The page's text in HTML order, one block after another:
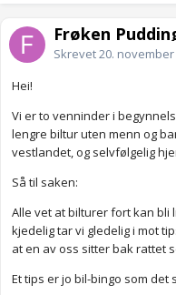
Frøken
Skrevet20. november
Hei!
Vi er to venninder i
lengre biltur uten menn og
vestlandet, og selvfølgelig
Så til saken:
Alle vet at bilturer fort kan bli
kjedelig tar vi gledelig i mot
at en av oss sitter bak rattet
Et tips er jo bil-bingo som det